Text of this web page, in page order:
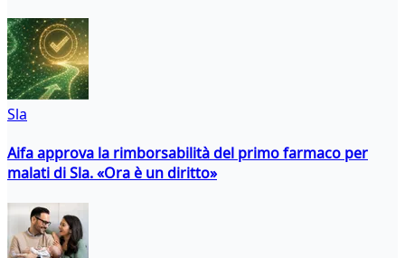
Sla
Aifa approva la rimborsabilità del primo farmaco per
malati di Sla. «Ora è un diritto»